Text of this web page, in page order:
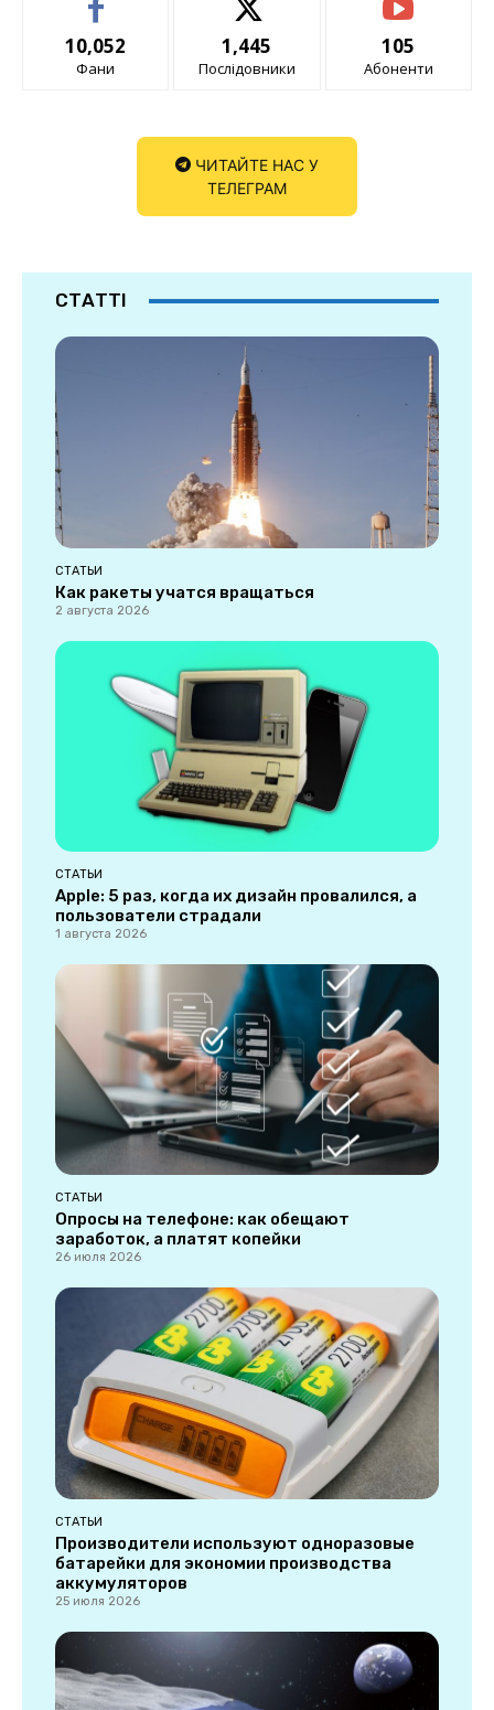
10,052
Фани
1,445
Послідовники
105
Абоненти
ЧИТАЙТЕ НАС У
ТЕЛЕГРАМ
СТАТТІ
СТАТЬИ
Как ракеты учатся вращаться
2 августа 2026
СТАТЬИ
Apple: 5 раз, когда их дизайн провалился, а
пользователи страдали
1 августа 2026
СТАТЬИ
Опросы на телефоне: как обещают
заработок, а платят копейки
26 июля 2026
СТАТЬИ
Производители используют одноразовые
батарейки для экономии производства
аккумуляторов
25 июля 2026